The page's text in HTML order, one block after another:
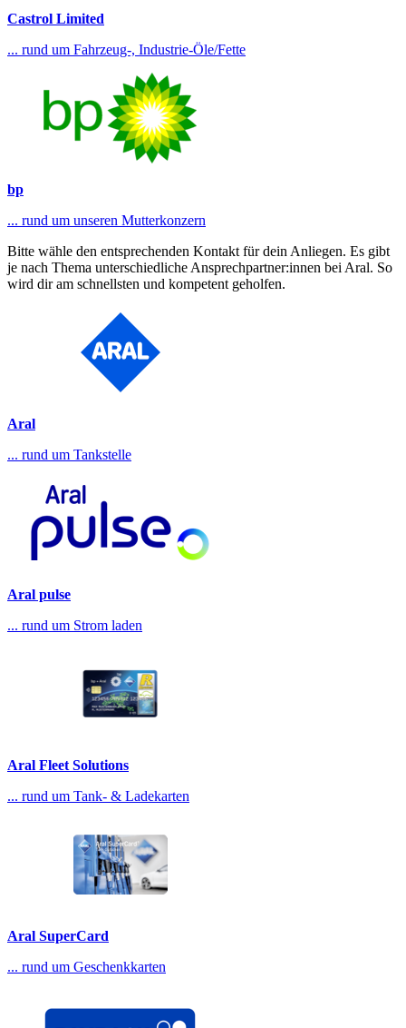
Castrol Limited
... rund um Fahrzeug-, Industrie-Öle/Fette
bp
... rund um unseren Mutterkonzern
Bitte wähle den entsprechenden Kontakt für dein Anliegen. Es gibt
je nach Thema unterschiedliche Ansprechpartner:innen bei Aral. So
wird dir am schnellsten und kompetent geholfen.
Aral
... rund um Tankstelle
Aral pulse
... rund um Strom laden
Aral Fleet Solutions
... rund um Tank- & Ladekarten
Aral SuperCard
... rund um Geschenkkarten